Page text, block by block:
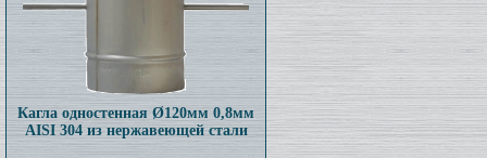
Кагла одностенная Ø120мм 0,8мм
AISI 304 из нержавеющей стали